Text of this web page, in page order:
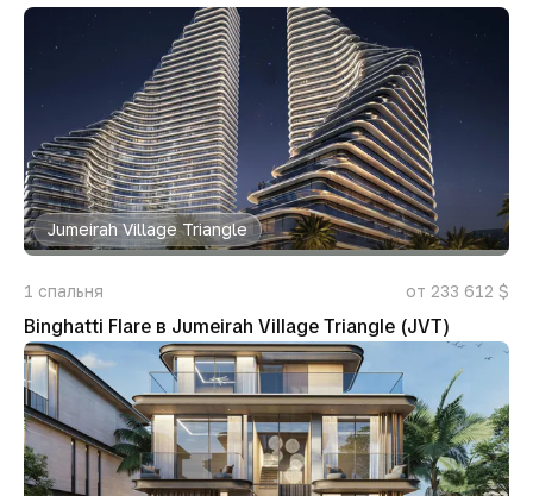
Jumeirah Village Triangle
1 спальня от 233 612 $
Binghatti Flare в Jumeirah Village Triangle (JVT)